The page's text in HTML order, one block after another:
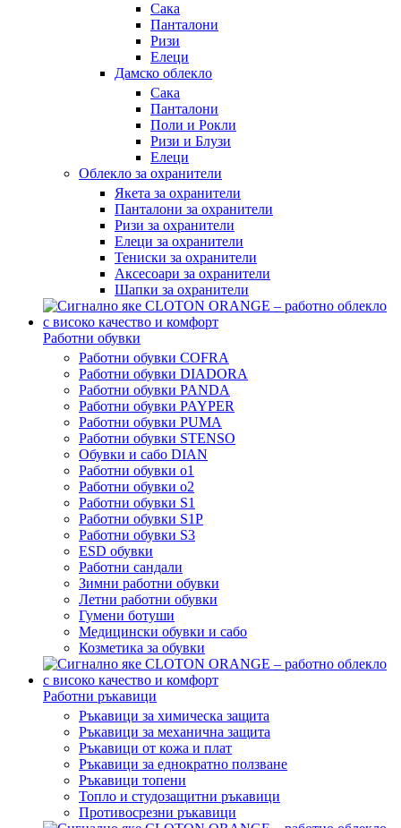
Сака
Панталони
Ризи
Елеци
Дамско облекло
Сака
Панталони
Поли и Рокли
Ризи и Блузи
Елеци
Облекло за охранители
Якета за охранители
Панталони за охранители
Ризи за охранители
Елеци за охранители
Тениски за охранители
Аксесоари за охранители
Шапки за охранители
Работни обувки
Работни обувки COFRA
Работни обувки DIADORA
Работни обувки PANDA
Работни обувки PAYPER
Работни обувки PUMA
Работни обувки STENSO
Обувки и сабо DIAN
Работни обувки o1
Работни обувки o2
Работни обувки S1
Работни обувки S1P
Работни обувки S3
ESD обувки
Работни сандали
Зимни работни обувки
Летни работни обувки
Гумени ботуши
Медицински обувки и сабо
Козметика за обувки
Работни ръкавици
Ръкавици за химическа защита
Ръкавици за механична защита
Ръкавици от кожа и плат
Ръкавици за еднократно ползване
Ръкавици топени
Топло и студозащитни ръкавици
Противосрезни ръкавици